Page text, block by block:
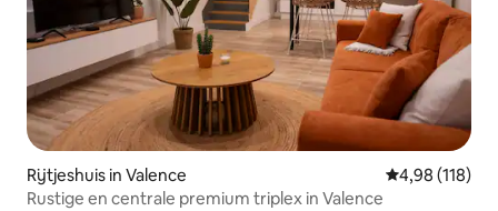
Rijtjeshuis in Valence Gemiddelde
4,98 (118)
Rustige en centrale premium triplex in Valence